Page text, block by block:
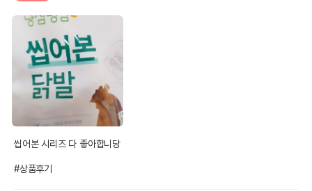
씹어본 시리즈 다 좋아합니당
#상품후기